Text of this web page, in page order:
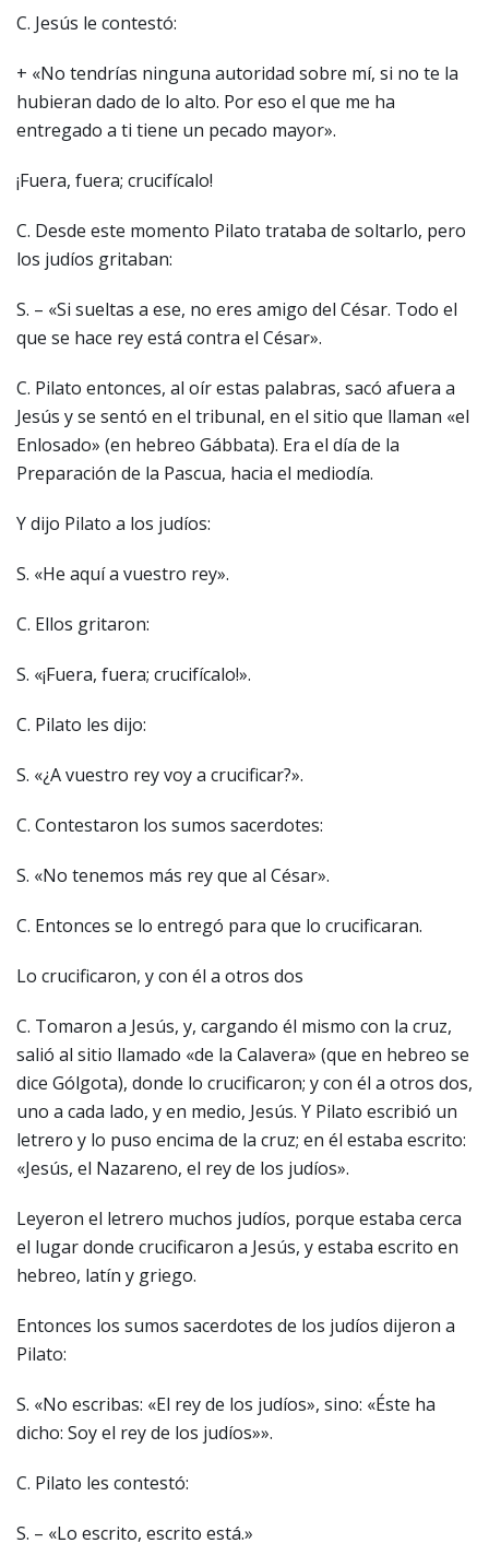
C. Jesús le contestó:
+ «No tendrías ninguna autoridad sobre mí, si no te la
hubieran dado de lo alto. Por eso el que me ha
entregado a ti tiene un pecado mayor».
¡Fuera, fuera; crucifícalo!
C. Desde este momento Pilato trataba de soltarlo, pero
los judíos gritaban:
S. – «Si sueltas a ese, no eres amigo del César. Todo el
que se hace rey está contra el César».
C. Pilato entonces, al oír estas palabras, sacó afuera a
Jesús y se sentó en el tribunal, en el sitio que llaman «el
Enlosado» (en hebreo Gábbata). Era el día de la
Preparación de la Pascua, hacia el mediodía.
Y dijo Pilato a los judíos:
S. «He aquí a vuestro rey».
C. Ellos gritaron:
S. «¡Fuera, fuera; crucifícalo!».
C. Pilato les dijo:
S. «¿A vuestro rey voy a crucificar?».
C. Contestaron los sumos sacerdotes:
S. «No tenemos más rey que al César».
C. Entonces se lo entregó para que lo crucificaran.
Lo crucificaron, y con él a otros dos
C. Tomaron a Jesús, y, cargando él mismo con la cruz,
salió al sitio llamado «de la Calavera» (que en hebreo se
dice Gólgota), donde lo crucificaron; y con él a otros dos,
uno a cada lado, y en medio, Jesús. Y Pilato escribió un
letrero y lo puso encima de la cruz; en él estaba escrito:
«Jesús, el Nazareno, el rey de los judíos».
Leyeron el letrero muchos judíos, porque estaba cerca
el lugar donde crucificaron a Jesús, y estaba escrito en
hebreo, latín y griego.
Entonces los sumos sacerdotes de los judíos dijeron a
Pilato:
S. «No escribas: «El rey de los judíos», sino: «Éste ha
dicho: Soy el rey de los judíos»».
C. Pilato les contestó:
S. – «Lo escrito, escrito está.»